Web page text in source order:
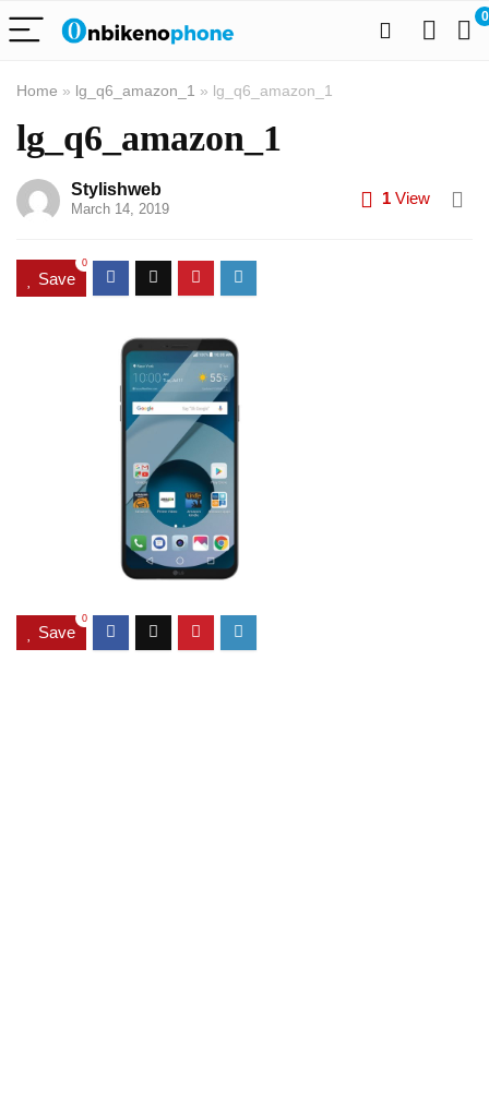
0
Home » lg_q6_amazon_1 » lg_q6_amazon_1
lg_q6_amazon_1
Stylishweb
March 14, 2019
1 View
Save
0
Save
0